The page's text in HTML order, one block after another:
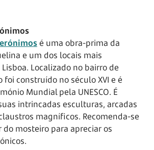
é uma obra-prima da
e um dos locais mais
Localizado no bairro de
foi construído no século XVI e é
Mundial pela UNESCO. É
intrincadas esculturas, arcadas
magníficos. Recomenda-se
mosteiro para apreciar os